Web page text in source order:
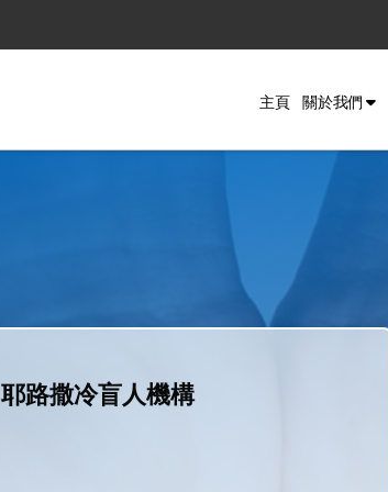
主頁 關於我們
耶路撒冷盲人機構